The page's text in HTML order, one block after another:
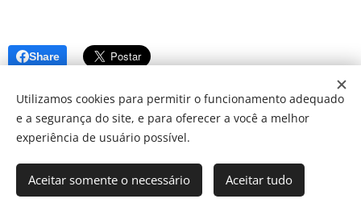
Share
© 2024 JBarretos Eventos.
Utilizamos cookies para permitir o funcionamento adequado
e a segurança do site, e para oferecer a você a melhor
experiência de usuário possível.
Aceitar somente o necessário Aceitar tudo